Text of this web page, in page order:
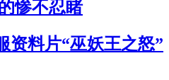
惨不忍睹
资料片“巫妖王之怒”